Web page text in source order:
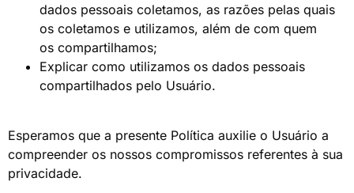
dados pessoais coletamos, as razões pelas quais
os coletamos e utilizamos, além de com quem
os compartilhamos;
Explicar como utilizamos os dados pessoais
compartilhados pelo Usuário.
Esperamos que a presente Política auxilie o Usuário a
compreender os nossos compromissos referentes à sua
privacidade.